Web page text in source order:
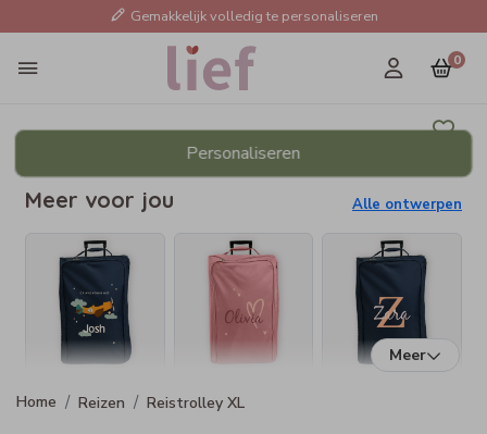
Gemakkelijk volledig te personaliseren
0
Personaliseren
Meer voor jou Alle ontwerpen
Meer
Reizen Reistrolley XL